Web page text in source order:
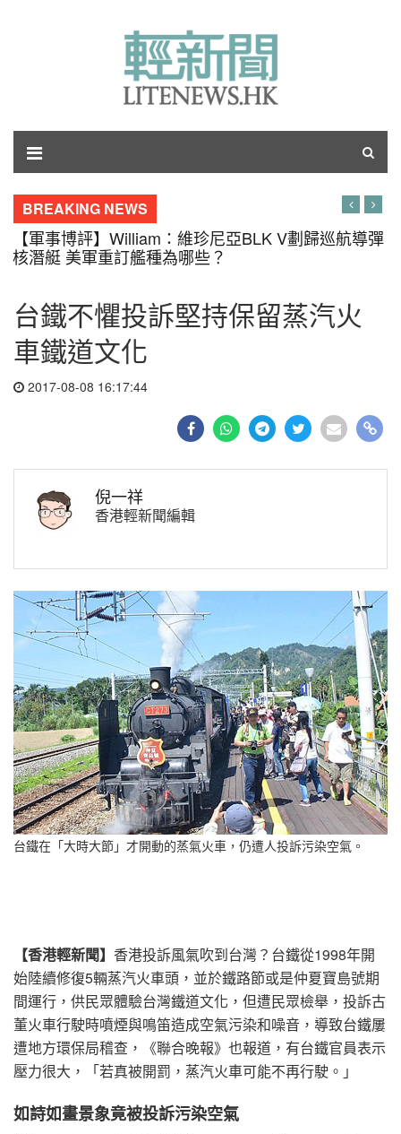
BREAKING NEWS
【軍事博評】William：維珍尼亞BLK V劃歸巡航導彈
核潛艇 美軍重訂艦種為哪些？
台鐵不懼投訴堅持保留蒸汽火
車鐵道文化
2017-08-08 16:17:44
倪一祥
香港輕新聞編輯
台鐵在「大時大節」才開動的蒸氣火車，仍遭人投訴污染空氣。
【香港輕新聞】 香港投訴風氣吹到台灣？台鐵從1998年開
始陸續修復5輛蒸汽火車頭，並於鐵路節或是仲夏寶島號期
間運行，供民眾體驗台灣鐵道文化，但遭民眾檢舉，投訴古
董火車行駛時噴煙與鳴笛造成空氣污染和噪音，導致台鐵屢
遭地方環保局稽查，《聯合晚報》也報道，有台鐵官員表示
壓力很大，「若真被開罰，蒸汽火車可能不再行駛。」
如詩如畫景象竟被投訴污染空氣